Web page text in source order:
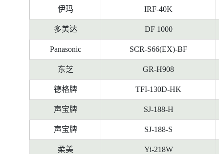
的
源
伊玛 IRF-40K
多美达 DF 1000
Panasonic SCR-S66(EX)-BF
东芝 GR-H908
德格牌 TFI-130D-HK
声宝牌 SJ-188-H
声宝牌 SJ-188-S
柔美 Yi-218W